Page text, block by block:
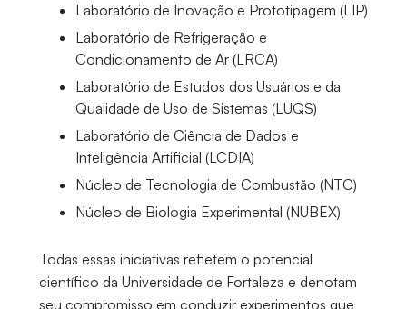
Laboratório de Inovação e Prototipagem (LIP)
Laboratório de Refrigeração e
Condicionamento de Ar (LRCA)
Laboratório de Estudos dos Usuários e da
Qualidade de Uso de Sistemas (LUQS)
Laboratório de Ciência de Dados e
Inteligência Artificial (LCDIA)
Núcleo de Tecnologia de Combustão (NTC)
Núcleo de Biologia Experimental (NUBEX)
Todas essas iniciativas refletem o potencial
científico da Universidade de Fortaleza e denotam
seu compromisso em conduzir experimentos que